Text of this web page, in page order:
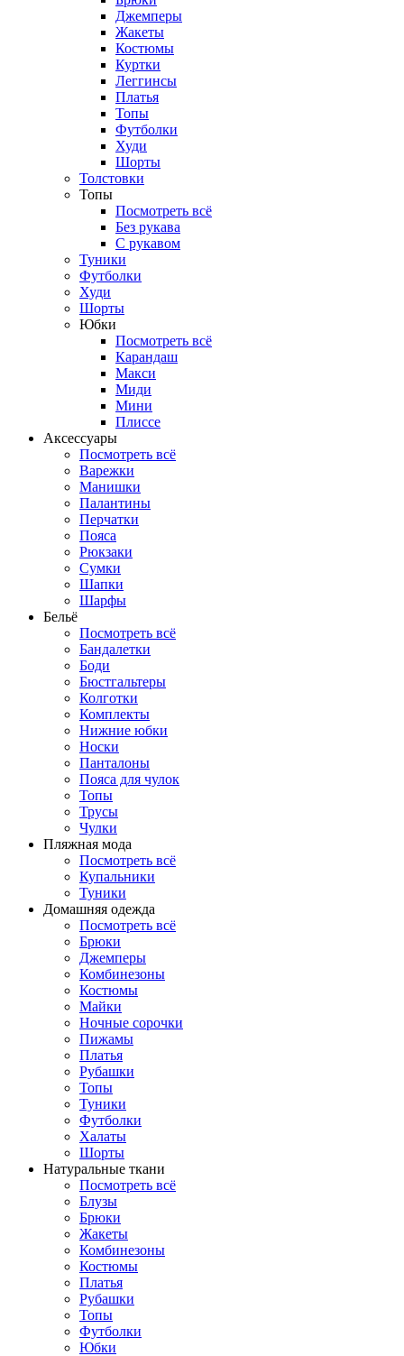
Джемперы
Жакеты
Костюмы
Куртки
Леггинсы
Платья
Топы
Футболки
Худи
Шорты
Толстовки
Топы
Посмотреть всё
Без рукава
С рукавом
Туники
Футболки
Худи
Шорты
Юбки
Посмотреть всё
Карандаш
Макси
Миди
Мини
Плиссе
Аксессуары
Посмотреть всё
Варежки
Манишки
Палантины
Перчатки
Пояса
Рюкзаки
Сумки
Шапки
Шарфы
Бельё
Посмотреть всё
Бандалетки
Боди
Бюстгальтеры
Колготки
Комплекты
Нижние юбки
Носки
Панталоны
Поясa для чулок
Топы
Трусы
Чулки
Пляжная мода
Посмотреть всё
Купальники
Туники
Домашняя одежда
Посмотреть всё
Брюки
Джемперы
Комбинезоны
Костюмы
Майки
Ночные сорочки
Пижамы
Платья
Рубашки
Топы
Туники
Футболки
Халаты
Шорты
Натуральные ткани
Посмотреть всё
Блузы
Брюки
Жакеты
Комбинезоны
Костюмы
Платья
Рубашки
Топы
Футболки
Юбки